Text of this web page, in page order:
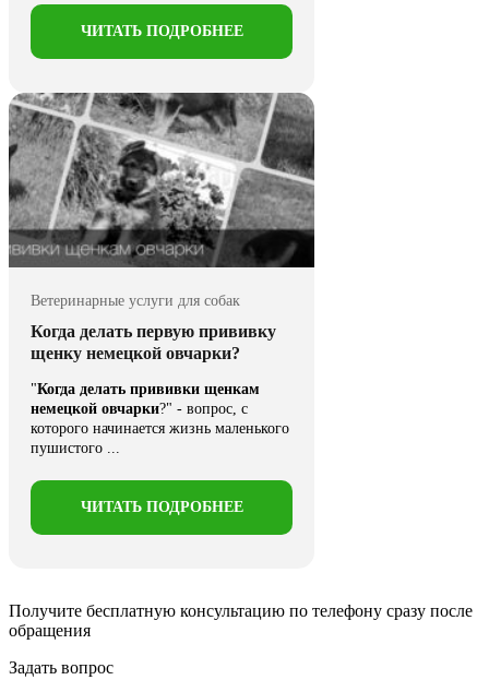
ЧИТАТЬ ПОДРОБНЕЕ
Ветеринарные услуги для собак
Когда делать первую прививку
щенку немецкой овчарки?
"Когда делать прививки щенкам
немецкой овчарки?" - вопрос, с
которого начинается жизнь маленького
пушистого ...
ЧИТАТЬ ПОДРОБНЕЕ
Получите бесплатную консультацию по телефону сразу после
обращения
Задать вопрос